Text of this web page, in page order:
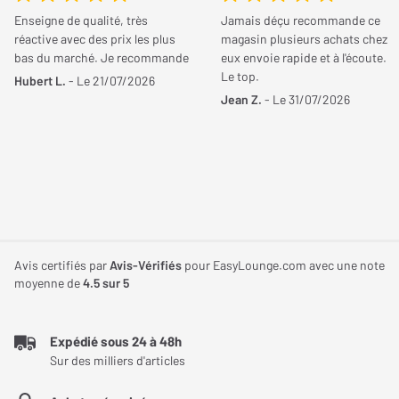
filaires efficaces. Grâce à son connecteur USB-C universel, il
s’adapte facilement à de nombreux appareils, tout en
garantissant une qualité sonore claire. Il combine une
conception confortable avec des fonctionnalités pratiques
incontournable pour une compatibilité moderne. Que ce soit pour
un smartphone Android, un ordinateur portable ou même
utiliser instantanément. Aucun adaptateur, aucun logiciel requis
: simplicité totale.
Type de charge Fermée
Connecteur USB-C
Taille transducteur 5 mm
votre avis et aidez les autres internautes à bien choisir.
JE DONNE MON AVIS
Enseigne de qualité, très
réactive avec des prix les plus
bas du marché. Je recommande
Hubert L. - Le 21/07/2026
Jamais déçu recommande ce
magasin plusieurs achats chez
eux envoie rapide et à l'écoute.
Le top.
Jean Z. - Le 31/07/2026
Avis certifiés parAvis-Vérifiés pour EasyLounge.com avec une note
moyenne de4.5sur 5
Expédié sous 24 à 48h
Sur des milliers d'articles